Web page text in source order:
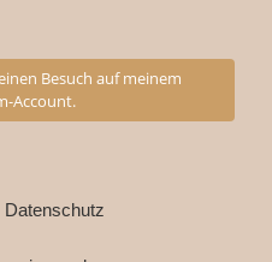
Besuch auf meinem
Account.
Datenschutz